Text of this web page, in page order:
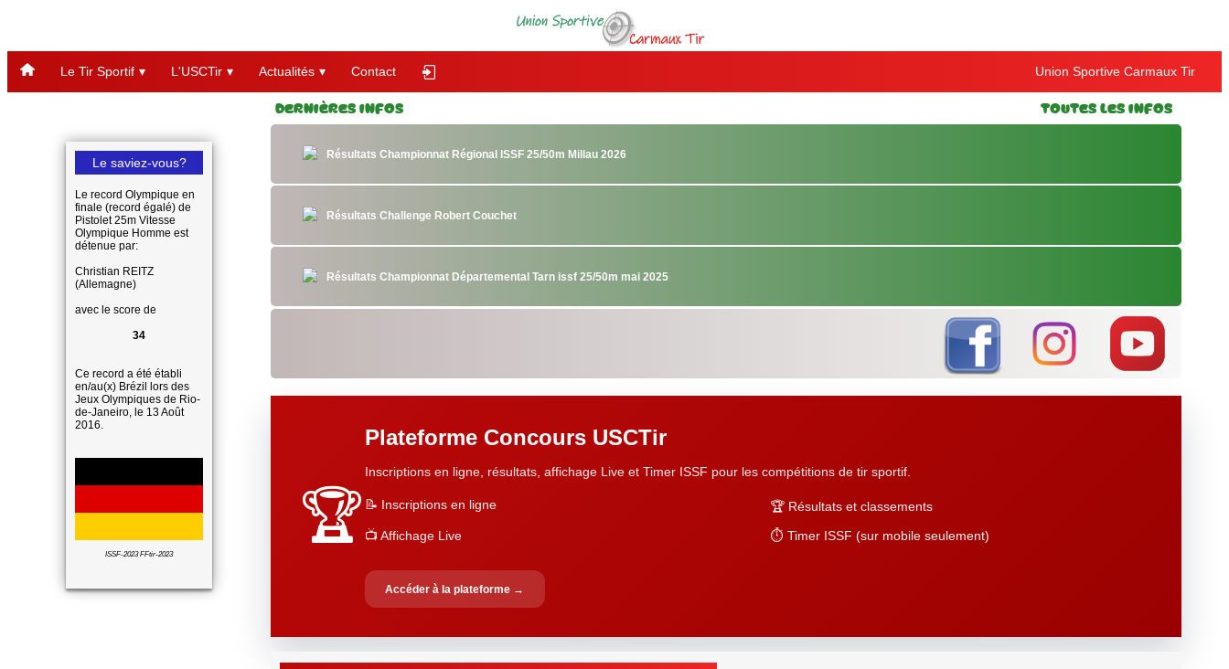
Union Sportive Carmaux Tir
Le Tir Sportif L'USCTir Actualités Contact
Le saviez-vous?
Le record Olympique en
finale (record égalé) de
Pistolet 25m Vitesse
Olympique Homme est
détenue par:
Christian REITZ
(Allemagne)
avec le score de
34
Ce record a été établi
en/au(x) Brézil lors des
Jeux Olympiques de Rio-
de-Janeiro, le 13 Août
2016.
ISSF-2023 FFtir-2023
Dernières Infos Toutes les Infos
Résultats Championnat Régional ISSF 25/50m Millau 2026
Résultats Challenge Robert Couchet
Résultats Championnat Départemental Tarn issf 25/50m mai 2025
🏆
Plateforme Concours USCTir
Inscriptions en ligne, résultats, affichage Live et Timer ISSF pour les compétitions de tir sportif.
📝 Inscriptions en ligne
🏆 Résultats et classements
📺 Affichage Live
⏱️ Timer ISSF (sur mobile seulement)
Accéder à la plateforme →